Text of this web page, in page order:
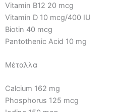
Vitamin B12 20 mcg
Vitamin D 10 mcg/400 IU
Biotin 40 mcg
Pantothenic Acid 10 mg
Μέταλλα
Calcium 162 mg
Phosphorus 125 mcg